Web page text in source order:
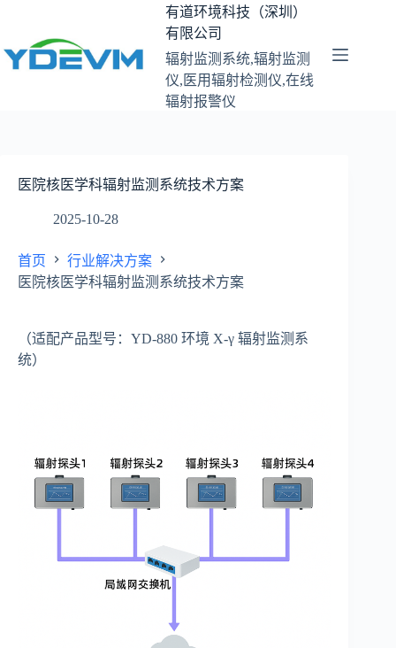
内
容
有道环境科技（深圳）
有限公司
辐射监测系统,辐射监测
仪,医用辐射检测仪,在线
辐射报警仪
医院核医学科辐射监测系统技术方案
2025-10-28
首页
行业解决方案
医院核医学科辐射监测系统技术方案
（适配产品型号：YD-880 环境 X-γ 辐射监测系
统）